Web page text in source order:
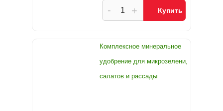
+
- Купить
Комплексное минеральное
удобрение для микрозелени,
салатов и рассады